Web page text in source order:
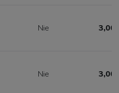
Nie 3,00
Nie 3,00